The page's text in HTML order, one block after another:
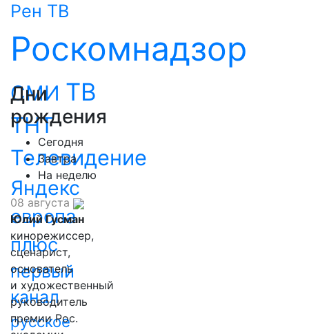
Рен ТВ
Роскомнадзор
СМИ ТВ
ТНТ
Телевидение
Яндекс
европа
плюс
первый
канал
русское
Дни
рождения
Сегодня
Завтра
На неделю
08 августа
Юлий Гусман
кинорежиссер,
сценарист,
основатель
и художественный
руководитель
премии Рос.